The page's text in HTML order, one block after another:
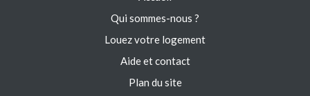
Qui sommes-nous ?
Louez votre logement
Aide et contact
Plan du site